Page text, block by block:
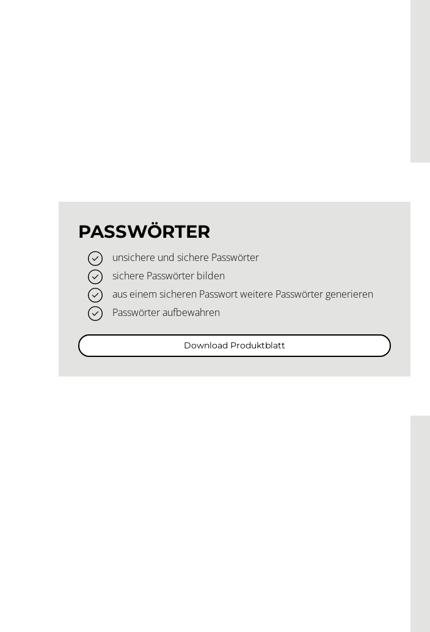
PASSWÖRTER
unsichere und sichere Passwörter
sichere Passwörter bilden
aus einem sicheren Passwort weitere Passwörter generieren
Passwörter aufbewahren
Download Produktblatt